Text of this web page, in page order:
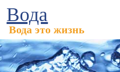
Вода
Вода это жизнь